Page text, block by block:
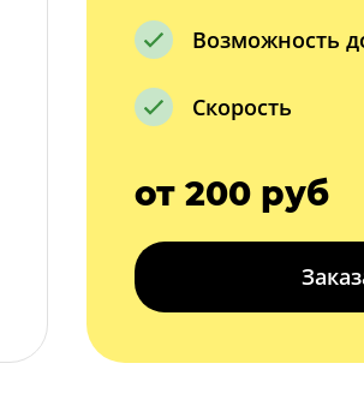
Возможность
Скорость
от 200 руб